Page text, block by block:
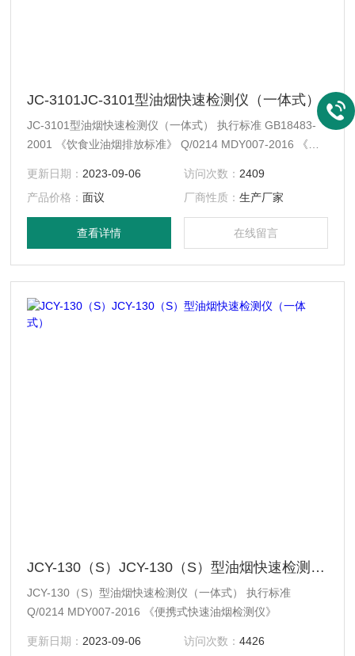
JC-3101JC-3101型油烟快速检测仪（一体式）
JC-3101型油烟快速检测仪（一体式） 执行标准 GB18483-
2001 《饮食业油烟排放标准》 Q/0214 MDY007-2016 《便
更新日期： 2023-09-06 访问次数： 2409
产品价格：面议 厂商性质： 生产厂家
查看详情 在线留言
JCY-130（S）JCY-130（S）型油烟快速检测仪（一体式）
JCY-130（S）型油烟快速检测仪（一体式） 执行标准
Q/0214 MDY007-2016 《便携式快速油烟检测仪》
更新日期： 2023-09-06 访问次数： 4426